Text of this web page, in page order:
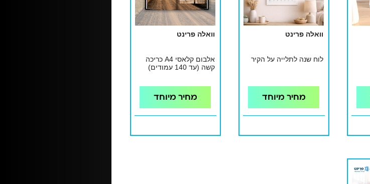
וואלה פרינט
לוח שנה לתלייה על הקיר
מחיר מיוחד
וואלה פרינט
אלבום קלאסי A4 כריכה
קשה (עד 140 עמודים)
מחיר מיוחד